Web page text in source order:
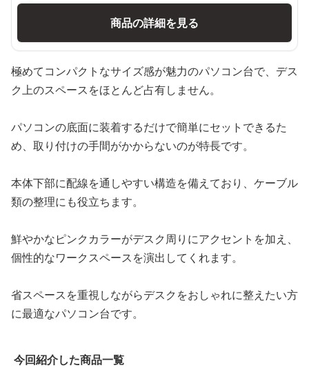
商品の詳細を見る
極めてコンパクトなサイズ感が魅力のパソコン台で、デス
ク上のスペースをほとんど占有しません。
パソコンの底面に装着するだけで簡単にセットできるた
め、取り付けの手間がかからないのが特長です。
本体下部に配線を通しやすい構造を備えており、ケーブル
類の整理にも役立ちます。
鮮やかなピンクカラーがデスク周りにアクセントを加え、
個性的なワークスペースを演出してくれます。
省スペースを重視しながらデスクをおしゃれに整えたい方
に最適なパソコン台です。
今回紹介した商品一覧